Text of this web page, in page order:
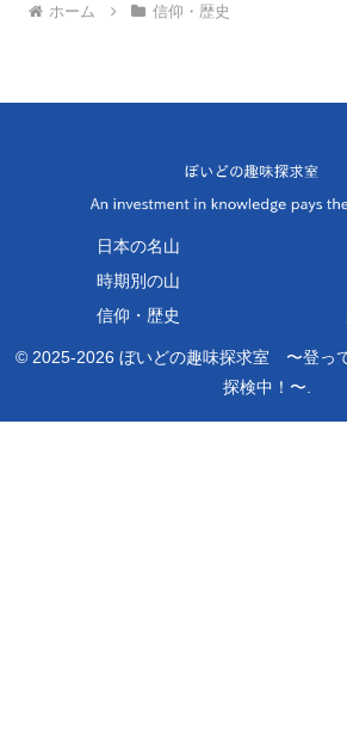
ホーム 信仰・歴史
日本の名山
時期別の山
信仰・歴史
© 2025-2026 ぼいどの趣味探求室 〜登っ
探検中！〜.